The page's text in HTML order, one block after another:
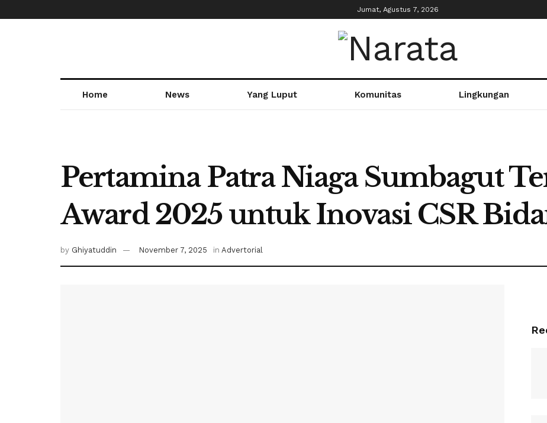
Jumat, Agustus 7, 2026
Home News Yang Luput Komunitas Lingkungan
Pertamina Patra Niaga Sumbagut
Award 2025 untuk Inovasi CSR
by Ghiyatuddin November 7, 2025 in Advertorial